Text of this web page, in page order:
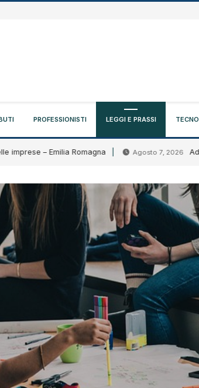
PROFESSIONISTI LEGGI E PRASSI
– Emilia Romagna Agosto 7, 2026